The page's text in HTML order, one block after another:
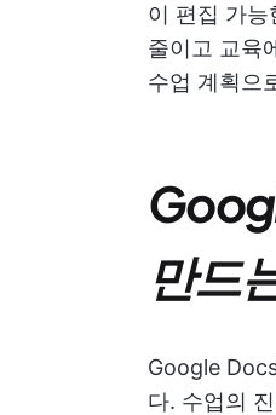
이 편집 가
줄이고 교육
수업 계획으
만드
Google
다. 수업의